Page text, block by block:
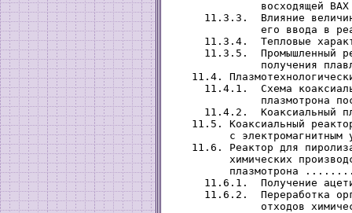
восходящей
11.3.3.  Влияние
его ввода в
11.3.4.  Тепловые
11.3.5.  Промышленный
получения
11.4.
11.4.1.  Схема
плазмотрона
11.4.2.  Коаксиальный
11.5. Коаксиальный
с электромагнитным
11.6. Реактор для
химических
плазмотрона
11.6.1.  Получение
11.6.2.  Переработка
отходов